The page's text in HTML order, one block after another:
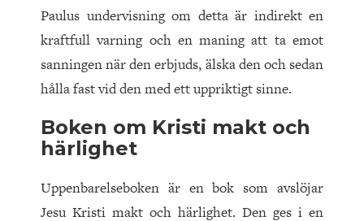
Paulus undervisning om detta är indirekt en
kraftfull varning och en maning att ta emot
sanningen när den erbjuds, älska den och sedan
hålla fast vid den med ett uppriktigt sinne.
Boken om Kristi makt och
härlighet
Uppenbarelseboken är en bok som avslöjar
Jesu Kristi makt och härlighet. Den ges i en